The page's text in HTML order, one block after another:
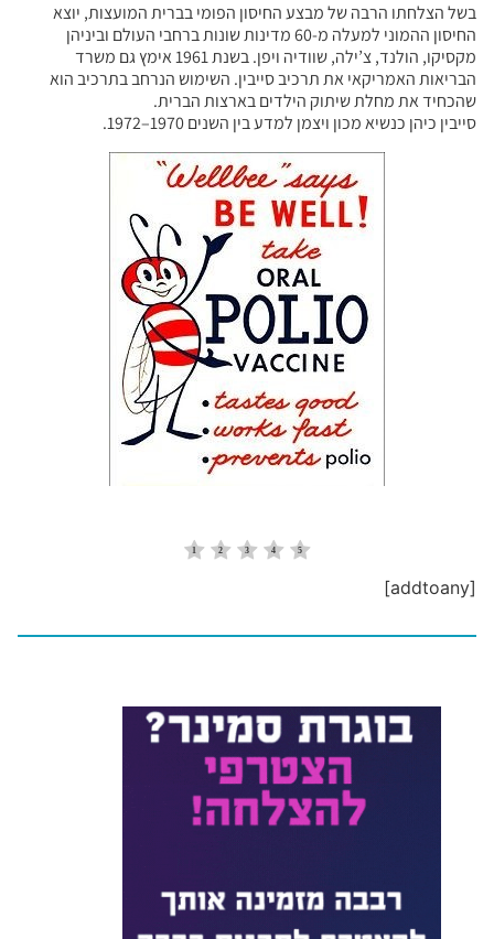
בשל הצלחתו הרבה של מבצע החיסון הפומי בברית המועצות, יוצא
החיסון ההמוני למעלה מ-60 מדינות שונות ברחבי העולם וביניהן
מקסיקו, הולנד, צ’ילה, שוודיה ויפן. בשנת 1961 אימץ גם משרד
הבריאות האמריקאי את תרכיב סייבין. השימוש הנרחב בתרכיב הוא
שהכחיד את מחלת שיתוק הילדים בארצות הברית.
סייבין כיהן כנשיא מכון ויצמן למדע בין השנים 1970–1972.
[addtoany]